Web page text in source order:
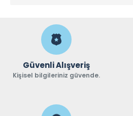
Güvenli Alışveriş
Kişisel bilgileriniz güvende.